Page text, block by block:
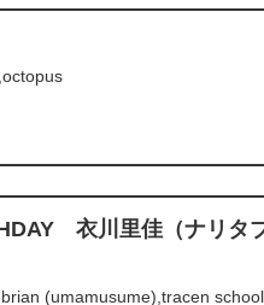
衣川里佳（ナリタ
(umamusume),tracen